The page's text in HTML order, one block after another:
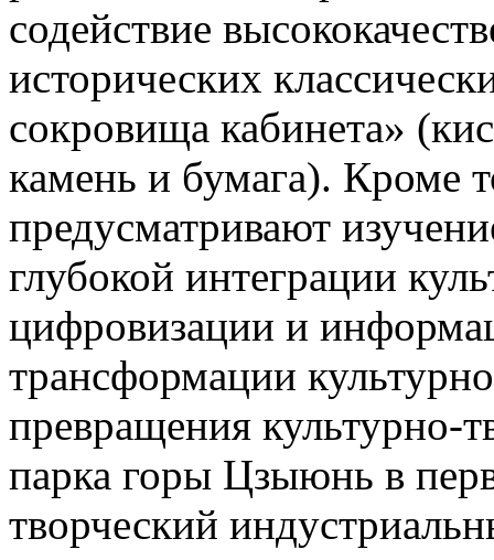
содействие
исторических
сокровища кабинета»
камень и бумага). Кроме
предусматривают
глубокой интеграции
цифровизации и
трансформации
превращения культурно-
парка горы Цзыюнь в
творческий